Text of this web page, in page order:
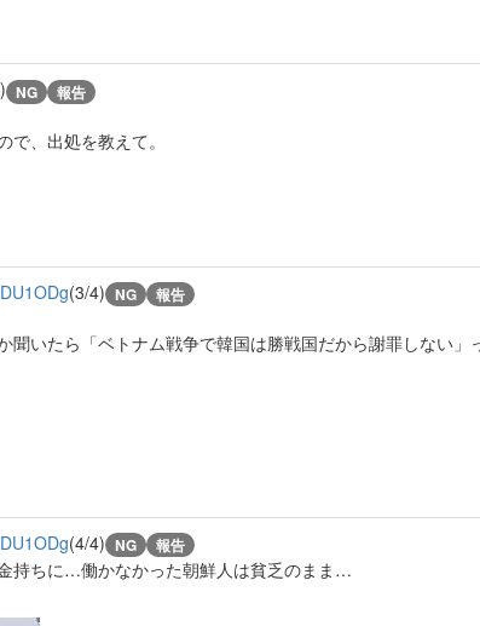
NG 報告
、出処を教えて。
(3/4) NG 報告
いたら「ベトナム戦争で韓国は勝戦国だから謝罪しない」
(4/4) NG 報告
持ちに…働かなかった朝鮮人は貧乏のまま…